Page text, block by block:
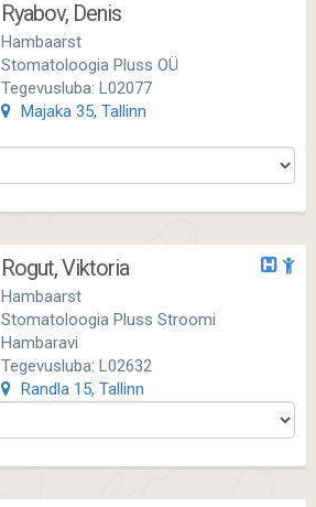
Ryabov, Denis
Hambaarst
Stomatoloogia Pluss OÜ
Tegevusluba: L02077
Majaka 35, Tallinn
Rogut, Viktoria
Hambaarst
Stomatoloogia Pluss Stroomi
Hambaravi
Tegevusluba: L02632
Randla 15, Tallinn